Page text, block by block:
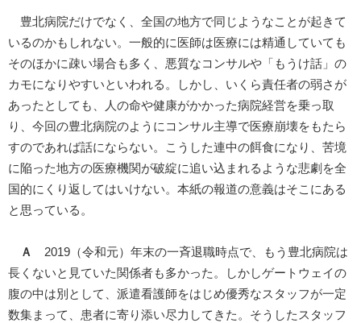
豊北病院だけでなく、全国の地方で同じようなことが起きて
いるのかもしれない。一般的に医師は医療には精通していても
そのほかに疎い場合も多く、悪質なコンサルや「もうけ話」の
カモになりやすいといわれる。しかし、いくら責任者の弱さが
あったとしても、人の命や健康がかかった病院経営を乗っ取
り、今回の豊北病院のようにコンサル主導で医療崩壊をもたら
すのであれば話にならない。こうした連中の餌食になり、苦境
に陥った地方の医療機関が破綻に追い込まれるような悲劇を全
国的にくり返してはいけない。本紙の報道の意義はそこにある
と思っている。
Ａ
2019（令和元）年末の一斉退職時点で、もう豊北病院は
長くないと見ていた関係者も多かった。しかしゲートウェイの
腹の中は別として、派遣看護師をはじめ優秀なスタッフが一定
数集まって、患者に寄り添い尽力してきた。そうしたスタッフ